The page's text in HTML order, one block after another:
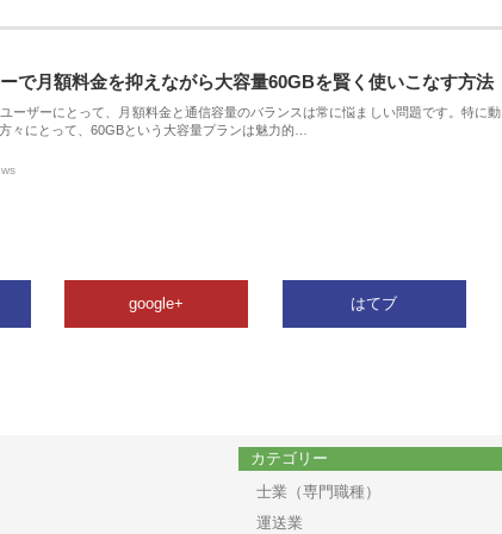
で月額料金を抑えながら大容量60GBを賢く使いこなす方法
ーザーにとって、月額料金と通信容量のバランスは常に悩ましい問題です。特に動
々にとって、60GBという大容量プランは魅力的…
google+ はてブ
カテゴリー
士業（専門職種）
運送業